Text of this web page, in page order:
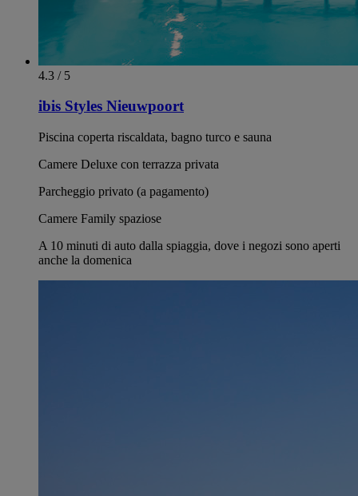
4.3 / 5
ibis Styles Nieuwpoort
Piscina coperta riscaldata, bagno turco e sauna
Camere Deluxe con terrazza privata
Parcheggio privato (a pagamento)
Camere Family spaziose
A 10 minuti di auto dalla spiaggia, dove i negozi sono aperti
anche la domenica